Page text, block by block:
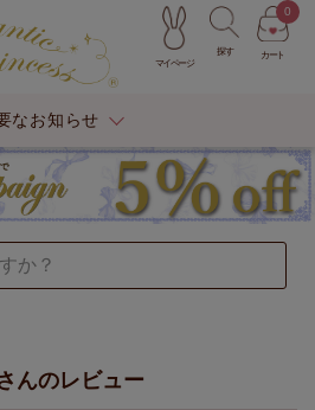
マイページ
探す カート
0
なお知らせ
んのレビュー